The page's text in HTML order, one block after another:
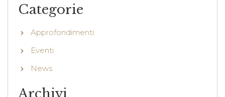
Categorie
Approfondimenti
Eventi
News
Archivi